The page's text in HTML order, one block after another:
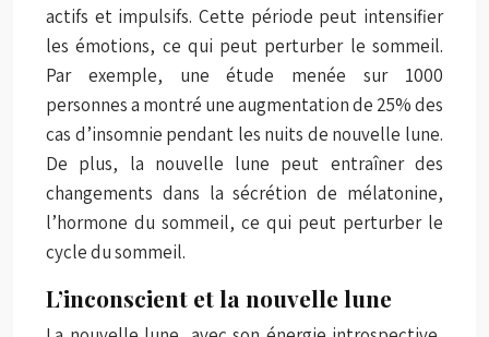
actifs et impulsifs. Cette période peut intensifier
les émotions, ce qui peut perturber le sommeil.
Par exemple, une étude menée sur 1000
personnes a montré une augmentation de 25% des
cas d’insomnie pendant les nuits de nouvelle lune.
De plus, la nouvelle lune peut entraîner des
changements dans la sécrétion de mélatonine,
l’hormone du sommeil, ce qui peut perturber le
cycle du sommeil.
L’inconscient et la nouvelle lune